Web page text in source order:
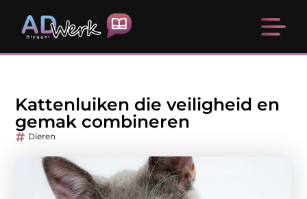
Kattenluiken die veiligheid en
gemak combineren
Dieren